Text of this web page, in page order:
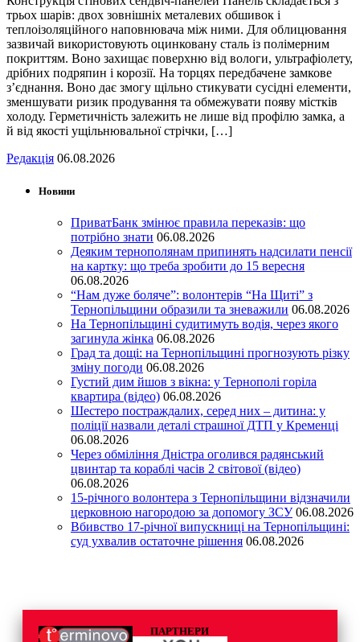
трьох шарів: двох зовнішніх металевих обшивок і
теплоізоляційного наповнювача між ними. Для облицювання
зазвичай використовують оцинковану сталь із полімерним
покриттям. Воно захищає поверхню від вологи, ультрафіолету,
дрібних подряпин і корозії. На торцях передбачене замкове
з’єднання. Воно дає змогу щільно стикувати сусідні елементи,
зменшувати ризик продування та обмежувати появу містків
холоду. Герметичність залежить не лише від профілю замка, а
й від якості ущільнювальної стрічки, […]
Редакція 06.08.2026
Новини
ПриватБанк змінює правила переказів: що
потрібно знати 06.08.2026
Деяким тернополянам припинять надсилати пенсії
на картку: що треба зробити до 15 вересня
06.08.2026
“Нам дуже боляче”: волонтерів “На Щиті” з
Тернопільщини образили та зневажили 06.08.2026
На Тернопільщині судитимуть водія, через якого
загинула жінка 06.08.2026
Град та дощі: на Тернопільщині прогнозують різку
зміну погоди 06.08.2026
Густий дим йшов з вікна: у Тернополі горіла
квартира (відео) 06.08.2026
Шестеро постраждалих, серед них – дитина: у
поліції назвали деталі страшної ДТП у Кременці
06.08.2026
Через обміління Дністра оголився радянський
цвинтар та кораблі часів 2 світової (відео)
06.08.2026
15-річного волонтера з Тернопільщини відзначили
церковною нагородою за допомогу ЗСУ 06.08.2026
Вбивство 17-річної випускниці на Тернопільщині:
суд ухвалив остаточне рішення 06.08.2026
ПАРТНЕРИ